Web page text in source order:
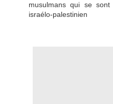
musulmans qui se
israélo-palestinien